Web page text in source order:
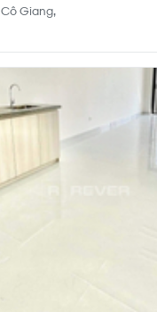
Cô Giang